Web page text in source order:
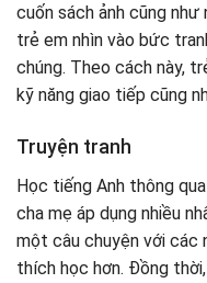
cuốn sách ảnh cũng
trẻ em nhìn vào bức
chúng. Theo cách này,
kỹ năng giao tiếp cũng
Truyện tranh
Học tiếng Anh thông
cha mẹ áp dụng nhiều
một câu chuyện với các
thích học hơn. Đồng